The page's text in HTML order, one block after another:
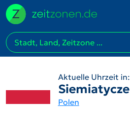
Aktuelle Uhrzeit in:
Siemiatycze
Polen